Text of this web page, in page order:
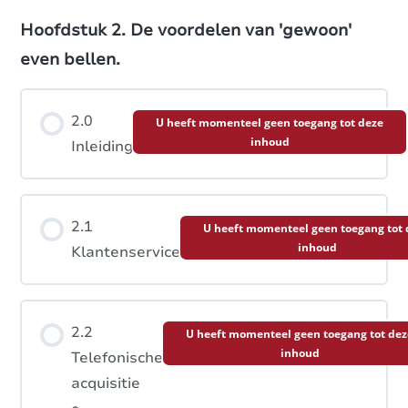
1.4.2 Wat werkt voor jou?
Hoofdstuk 2. De voordelen van 'gewoon'
even bellen.
2.0
Inleiding
U heeft momenteel geen toegang tot deze
inhoud
2.1
Klantenservice
U heeft momenteel geen toegang tot
inhoud
2.2
Telefonische
acquisitie
U heeft momenteel geen toegang tot
inhoud